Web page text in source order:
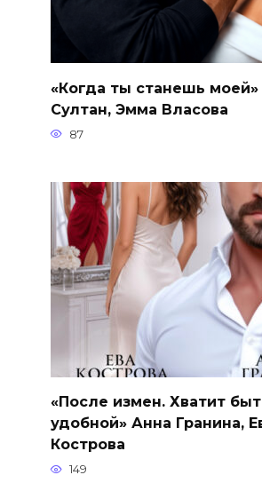
«Когда ты станешь
Султан, Эмма Власова
87
«После измен. Хватит
удобной» Анна Гранина,
Кострова
149